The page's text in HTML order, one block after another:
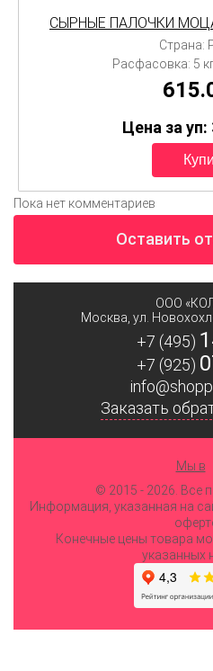
СЫРНЫЕ ПАЛОЧКИ
Страна:
Расфасовка: 5
Цена за уп:
Пока нет комментариев
Оставить
ООО
Москва, ул.
+7 (495)
+7 (925)
Заказать
Мы в
© 2015 - 2026. Все
Информация, указанная на
Конечные цены товара
указанных